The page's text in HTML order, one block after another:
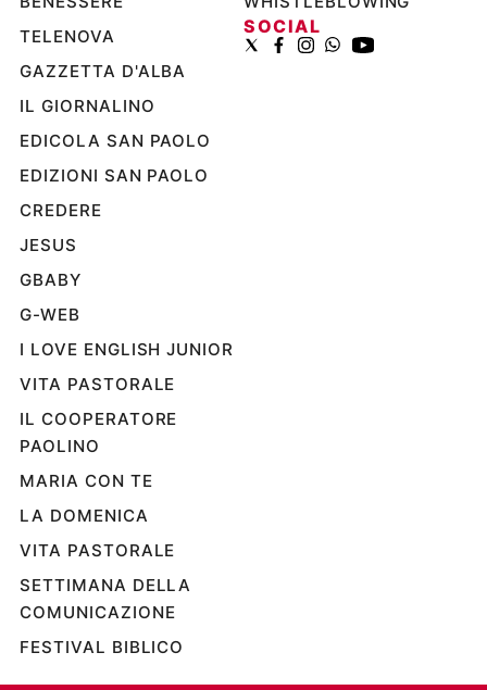
TELENOVA
GAZZETTA D'ALBA
IL GIORNALINO
EDICOLA SAN PAOLO
EDIZIONI SAN PAOLO
CREDERE
JESUS
GBABY
G-WEB
I LOVE ENGLISH JUNIOR
VITA PASTORALE
IL COOPERATORE
PAOLINO
MARIA CON TE
LA DOMENICA
VITA PASTORALE
SETTIMANA DELLA
COMUNICAZIONE
FESTIVAL BIBLICO
SOCIAL